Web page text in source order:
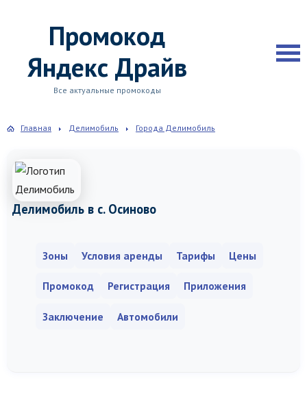
Промокод
Яндекс Драйв
Все актуальные промокоды
Главная Делимобиль Города Делимобиль
Делимобиль в с. Осиново
Зоны Условия аренды Тарифы Цены
Промокод Регистрация Приложения
Заключение Автомобили